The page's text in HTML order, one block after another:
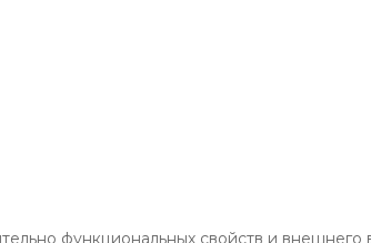
функциональных свойств и внешнего